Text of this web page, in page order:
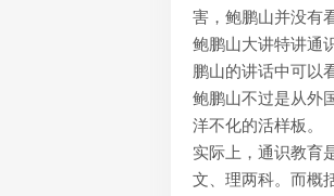
害，鲍鹏山并没有
鲍鹏山大讲特讲通
鹏山的讲话中可以
鲍鹏山不过是从外
洋不化的活样板。
实际上，通识教育
文、理两科。而概